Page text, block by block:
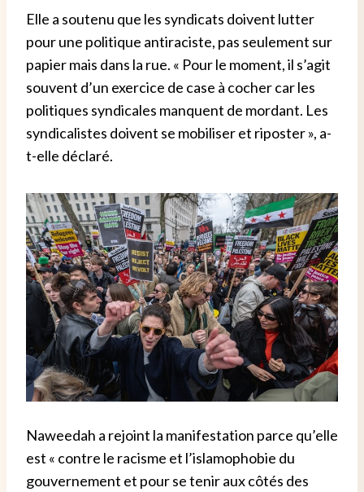
Elle a soutenu que les syndicats doivent lutter
pour une politique antiraciste, pas seulement sur
papier mais dans la rue. « Pour le moment, il s’agit
souvent d’un exercice de case à cocher car les
politiques syndicales manquent de mordant. Les
syndicalistes doivent se mobiliser et riposter », a-
t-elle déclaré.
Naweedah a rejoint la manifestation parce qu’elle
est « contre le racisme et l’islamophobie du
gouvernement et pour se tenir aux côtés des